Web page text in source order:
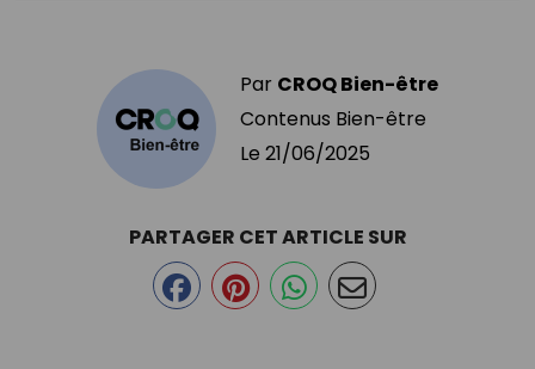
Par CROQ Bien-être
Contenus Bien-être
Le 21/06/2025
PARTAGER CET ARTICLE SUR